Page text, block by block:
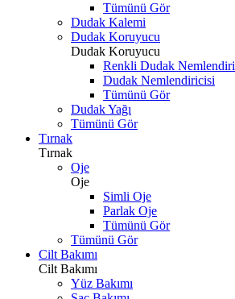
Tümünü Gör
Dudak Kalemi
Dudak Koruyucu
Dudak Koruyucu
Renkli Dudak
Dudak Nemlendiricisi
Tümünü Gör
Dudak Yağı
Tümünü Gör
Tırnak
Tırnak
Oje
Oje
Simli Oje
Parlak Oje
Tümünü Gör
Tümünü Gör
Cilt Bakımı
Cilt Bakımı
Yüz Bakımı